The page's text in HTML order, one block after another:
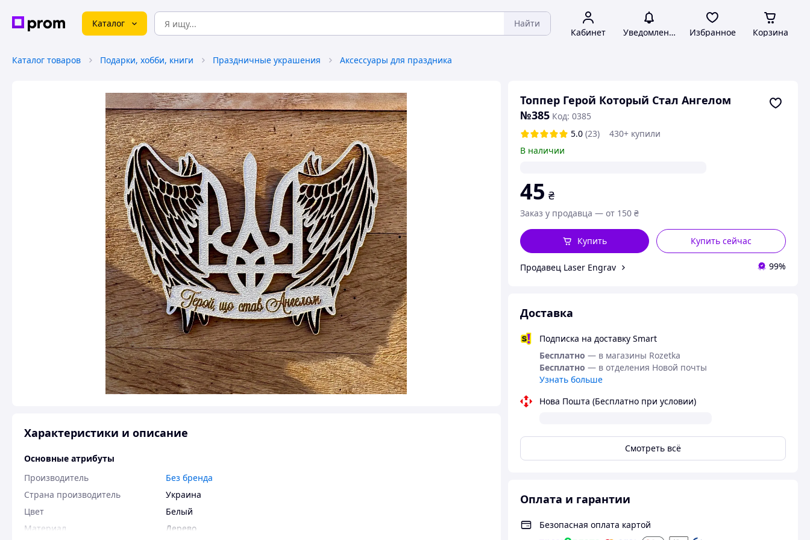
Каталог Найти
Кабинет Уведомления Избранное Корзина
Каталог товаров Подарки, хобби, книги Праздничные украшения Аксессуары для праздника
Топпер Герой Который Стал Ангелом
№385 Код: 0385
5.0 (23)
430+ купили
В наличии
45 ₴
Заказ у продавца — от 150 ₴
Купить сейчас
Купить
Продавец Laser Engrav 99%
Доставка
Подписка на доставку Smart
Бесплатно — в магазины Rozetka
Бесплатно — в отделения Новой почты
Узнать больше
Нова Пошта (Бесплатно при условии)
Смотреть всё
Оплата и гарантии
Безопасная оплата картой
Характеристики и описание
Основные атрибуты
Производитель
Без бренда
Страна производитель
Украина
Цвет
Белый
Материал
Дерево